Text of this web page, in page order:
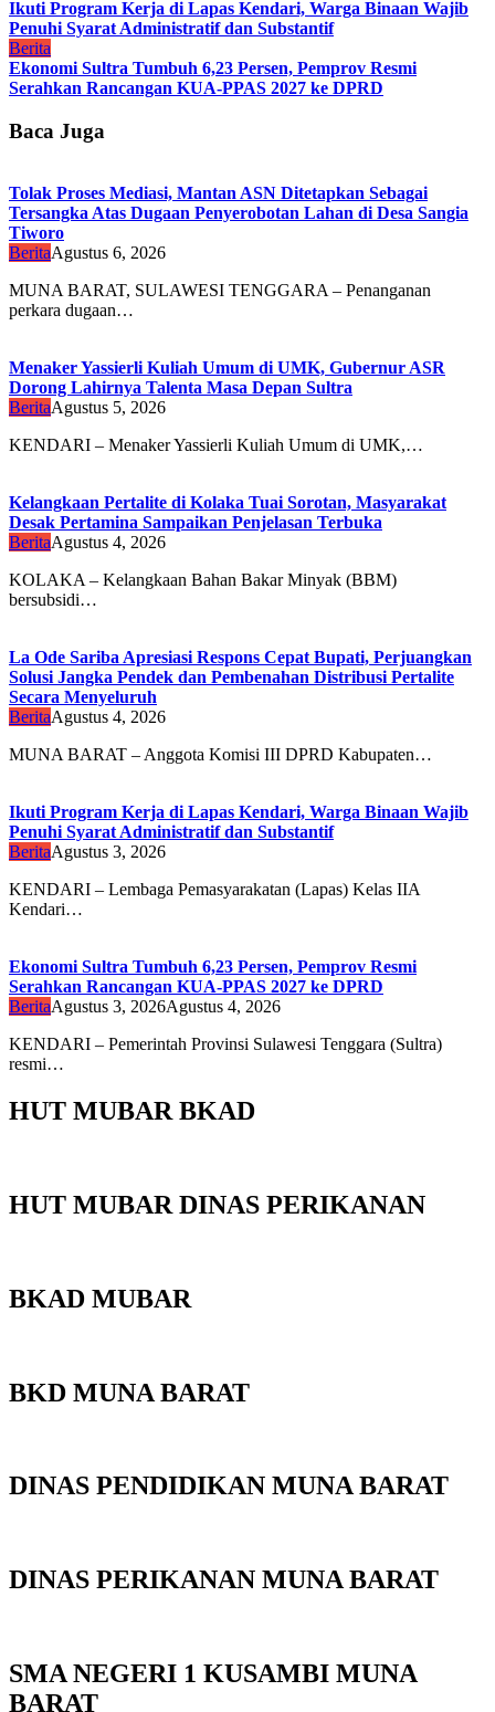
Ikuti Program Kerja di Lapas Kendari, Warga Binaan Wajib
Penuhi Syarat Administratif dan Substantif
Berita
Ekonomi Sultra Tumbuh 6,23 Persen, Pemprov Resmi
Serahkan Rancangan KUA-PPAS 2027 ke DPRD
Baca Juga
Tolak Proses Mediasi, Mantan ASN Ditetapkan Sebagai
Tersangka Atas Dugaan Penyerobotan Lahan di Desa Sangia
Tiworo
BeritaAgustus 6, 2026
MUNA BARAT, SULAWESI TENGGARA – Penanganan
perkara dugaan…
Menaker Yassierli Kuliah Umum di UMK, Gubernur ASR
Dorong Lahirnya Talenta Masa Depan Sultra
BeritaAgustus 5, 2026
KENDARI – Menaker Yassierli Kuliah Umum di UMK,…
Kelangkaan Pertalite di Kolaka Tuai Sorotan, Masyarakat
Desak Pertamina Sampaikan Penjelasan Terbuka
BeritaAgustus 4, 2026
KOLAKA – Kelangkaan Bahan Bakar Minyak (BBM)
bersubsidi…
La Ode Sariba Apresiasi Respons Cepat Bupati, Perjuangkan
Solusi Jangka Pendek dan Pembenahan Distribusi Pertalite
Secara Menyeluruh
BeritaAgustus 4, 2026
MUNA BARAT – Anggota Komisi III DPRD Kabupaten…
Ikuti Program Kerja di Lapas Kendari, Warga Binaan Wajib
Penuhi Syarat Administratif dan Substantif
BeritaAgustus 3, 2026
KENDARI – Lembaga Pemasyarakatan (Lapas) Kelas IIA
Kendari…
Ekonomi Sultra Tumbuh 6,23 Persen, Pemprov Resmi
Serahkan Rancangan KUA-PPAS 2027 ke DPRD
BeritaAgustus 3, 2026Agustus 4, 2026
KENDARI – Pemerintah Provinsi Sulawesi Tenggara (Sultra)
resmi…
HUT MUBAR BKAD
HUT MUBAR DINAS PERIKANAN
BKAD MUBAR
BKD MUNA BARAT
DINAS PENDIDIKAN MUNA BARAT
DINAS PERIKANAN MUNA BARAT
SMA NEGERI 1 KUSAMBI MUNA
BARAT